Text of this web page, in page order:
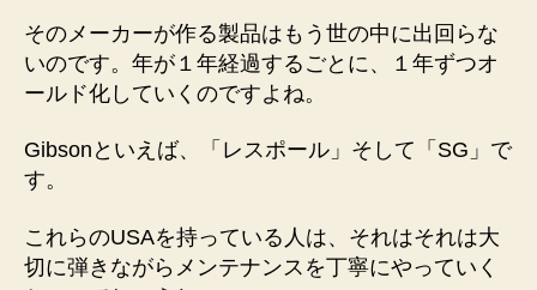
そのメーカーが作る製品はもう世の中に出回らな
いのです。年が１年経過するごとに、１年ずつオ
ールド化していくのですよね。
Gibsonといえば、「レスポール」そして「SG」で
す。
これらのUSAを持っている人は、それはそれは大
切に弾きながらメンテナンスを丁寧にやっていく